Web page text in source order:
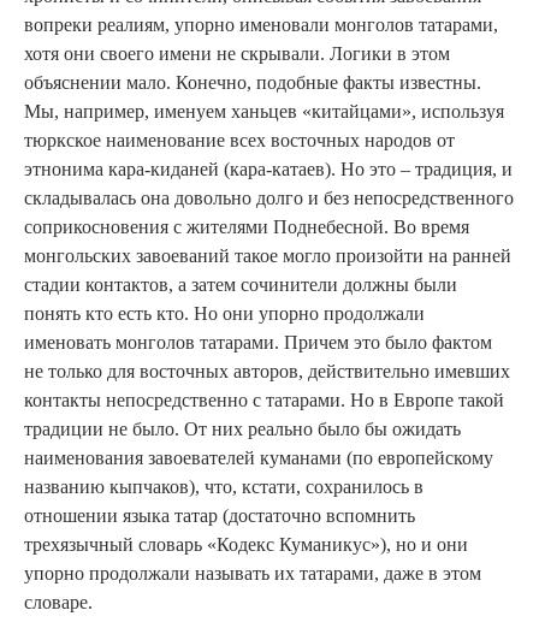
вопреки реалиям, упорно именовали монголов татарами,
хотя они своего имени не скрывали. Логики в этом
объяснении мало. Конечно, подобные факты известны.
Мы, например, именуем ханьцев «китайцами», используя
тюркское наименование всех восточных народов от
этнонима кара-киданей (кара-катаев). Но это – традиция, и
складывалась она довольно долго и без непосредственного
соприкосновения с жителями Поднебесной. Во время
монгольских завоеваний такое могло произойти на ранней
стадии контактов, а затем сочинители должны были
понять кто есть кто. Но они упорно продолжали
именовать монголов татарами. Причем это было фактом
не только для восточных авторов, действительно имевших
контакты непосредственно с татарами. Но в Европе такой
традиции не было. От них реально было бы ожидать
наименования завоевателей куманами (по европейскому
названию кыпчаков), что, кстати, сохранилось в
отношении языка татар (достаточно вспомнить
трехязычный словарь «Кодекс Куманикус»), но и они
упорно продолжали называть их татарами, даже в этом
словаре.